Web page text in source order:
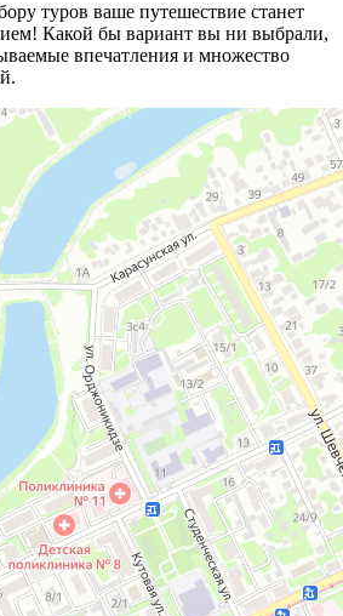
туров ваше путешествие станет
Какой бы вариант вы ни выбрали,
впечатления и множество